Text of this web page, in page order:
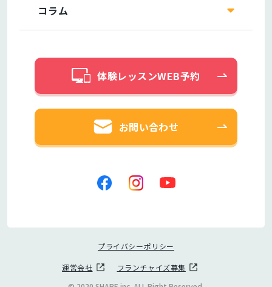
コラム
体験レッスンWEB予約
お問い合わせ
プライバシーポリシー
運営会社
フランチャイズ募集